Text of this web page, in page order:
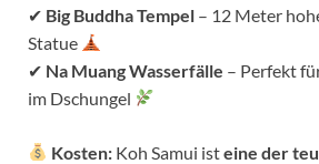
✔ Big Buddha Tempel – 12 Meter
Statue
✔ Na Muang Wasserfälle – Perfekt
im Dschungel
Kosten: Koh Samui isteine der